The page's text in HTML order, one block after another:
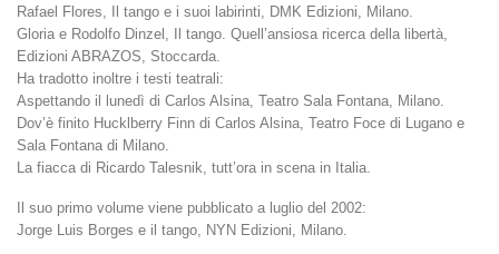
Rafael Flores, Il tango e i suoi labirinti, DMK Edizioni, Milano.
Gloria e Rodolfo Dinzel, Il tango. Quell’ansiosa ricerca della libertà,
Edizioni ABRAZOS, Stoccarda.
Ha tradotto inoltre i testi teatrali:
Aspettando il lunedì di Carlos Alsina, Teatro Sala Fontana, Milano.
Dov’è finito Hucklberry Finn di Carlos Alsina, Teatro Foce di Lugano e
Sala Fontana di Milano.
La fiacca di Ricardo Talesnik, tutt’ora in scena in Italia.
Il suo primo volume viene pubblicato a luglio del 2002:
Jorge Luis Borges e il tango, NYN Edizioni, Milano.